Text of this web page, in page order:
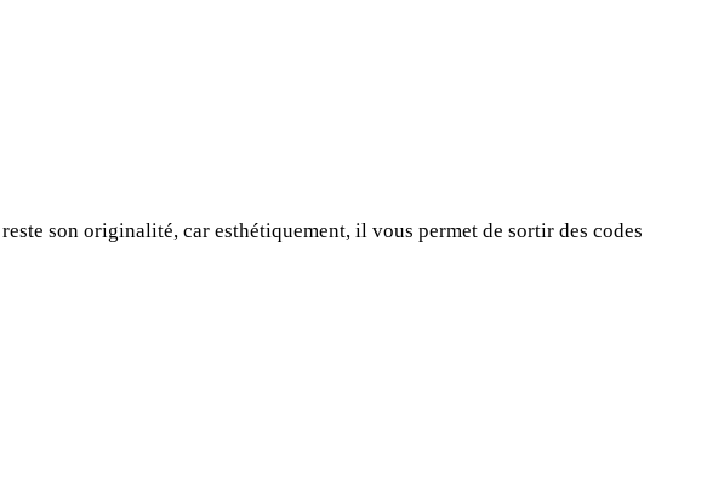
son originalité, car esthétiquement, il vous permet de sortir des codes